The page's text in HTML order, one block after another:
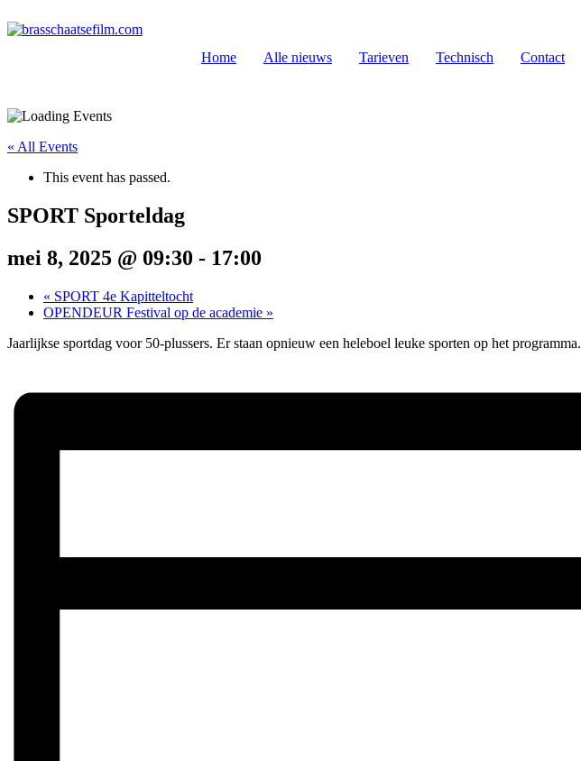
naar
Home Alle nieuws Tarieven Technisch Contact
« All Events
This event has passed.
SPORT Sporteldag
mei 8, 2025 @ 09:30 - 17:00
« SPORT 4e Kapitteltocht
OPENDEUR Festival op de academie »
Jaarlijkse sportdag voor 50-plussers. Er staan opnieuw een heleboel leuke sporten op het programma.